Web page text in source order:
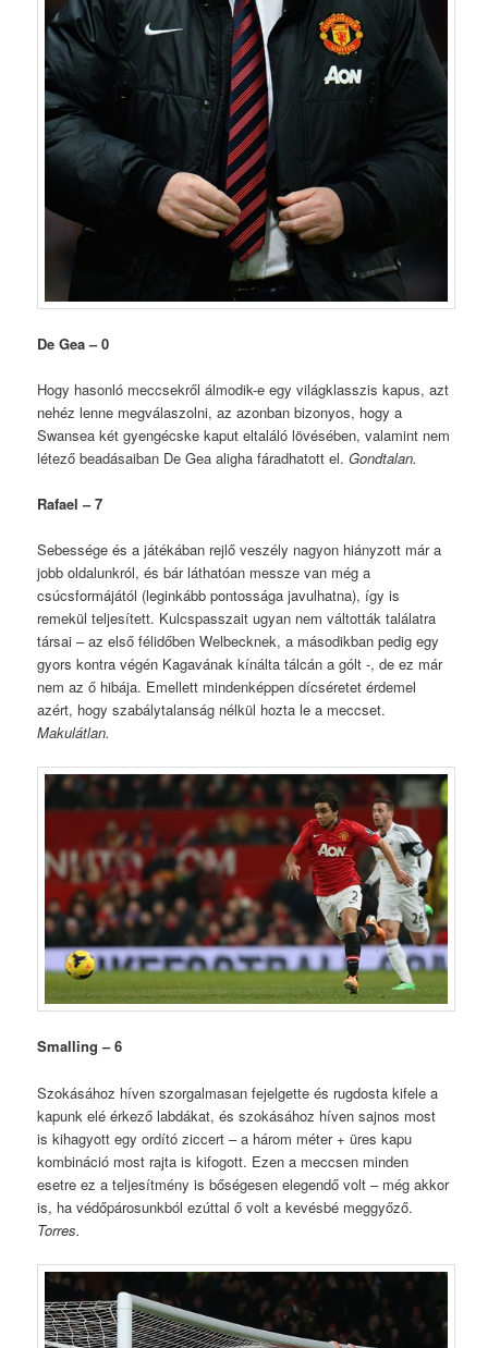
De Gea – 0
Hogy hasonló meccsekről álmodik-e egy világklasszis kapus, azt
nehéz lenne megválaszolni, az azonban bizonyos, hogy a
Swansea két gyengécske kaput eltaláló lövésében, valamint nem
létező beadásaiban De Gea aligha fáradhatott el.Gondtalan.
Rafael – 7
Sebessége és a játékában rejlő veszély nagyon hiányzott már a
jobb oldalunkról, és bár láthatóan messze van még a
csúcsformájától (leginkább pontossága javulhatna), így is
remekül teljesített. Kulcspasszait ugyan nem váltották találatra
társai – az első félidőben Welbecknek, a másodikban pedig egy
gyors kontra végén Kagavának kínálta tálcán a gólt -, de ez már
nem az ő hibája. Emellett mindenképpen dícséretet érdemel
azért, hogy szabálytalanság nélkül hozta le a meccset.
Makulátlan.
Smalling – 6
Szokásához híven szorgalmasan fejelgette és rugdosta kifele a
kapunk elé érkező labdákat, és szokásához híven sajnos most
is kihagyott egy ordító ziccert – a három méter + üres kapu
kombináció most rajta is kifogott. Ezen a meccsen minden
esetre ez a teljesítmény is bőségesen elegendő volt – még akkor
is, ha védőpárosunkból ezúttal ő volt a kevésbé meggyőző.
Torres.